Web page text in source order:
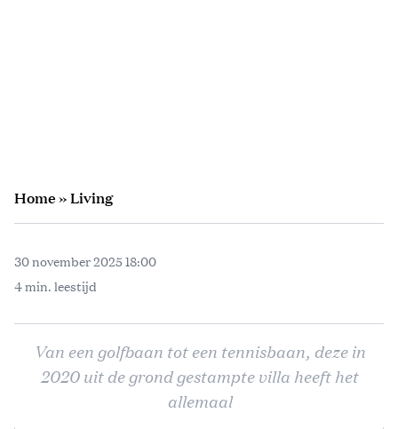
Home»Living
30 november 2025 18:00
4 min. leestijd
Van een golfbaan tot een tennisbaan, deze in
2020 uit de grond gestampte villa heeft het
allemaal